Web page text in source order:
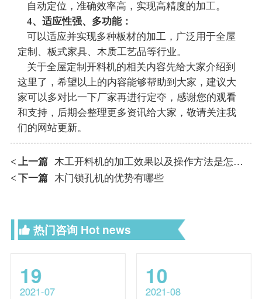
自动定位，准确效率高，实现高精度的加工。
4、适应性强、多功能：
可以适应并实现多种板材的加工，广泛用于全屋
定制、板式家具、木质工艺品等行业。
关于全屋定制开料机的相关内容先给大家介绍到
这里了，希望以上的内容能够帮助到大家，建议大
家可以多对比一下厂家再进行定夺，感谢您的观看
和支持，后期会整理更多资讯给大家，敬请关注我
们的网站更新。
< 上一篇 木工开料机的加工效果以及操作方法是怎样的
< 下一篇 木门锁孔机的优势有哪些
热门咨询 Hot news
19
2021-07
10
2021-08